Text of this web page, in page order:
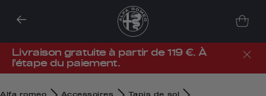
Livraison gratuite à partir de 119 €. À
l’étape du paiement.
Alfa romeo Accessoires Tapis de sol